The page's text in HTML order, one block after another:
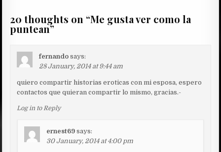
20 thoughts on “Me gusta ver como la
puntean”
fernando says:
28 January, 2014 at 9:44 am
quiero compartir historias eroticas con mi esposa, espero
contactos que quieran compartir lo mismo, gracias.-
Log in to Reply
ernest69 says:
30 January, 2014 at 4:00 pm